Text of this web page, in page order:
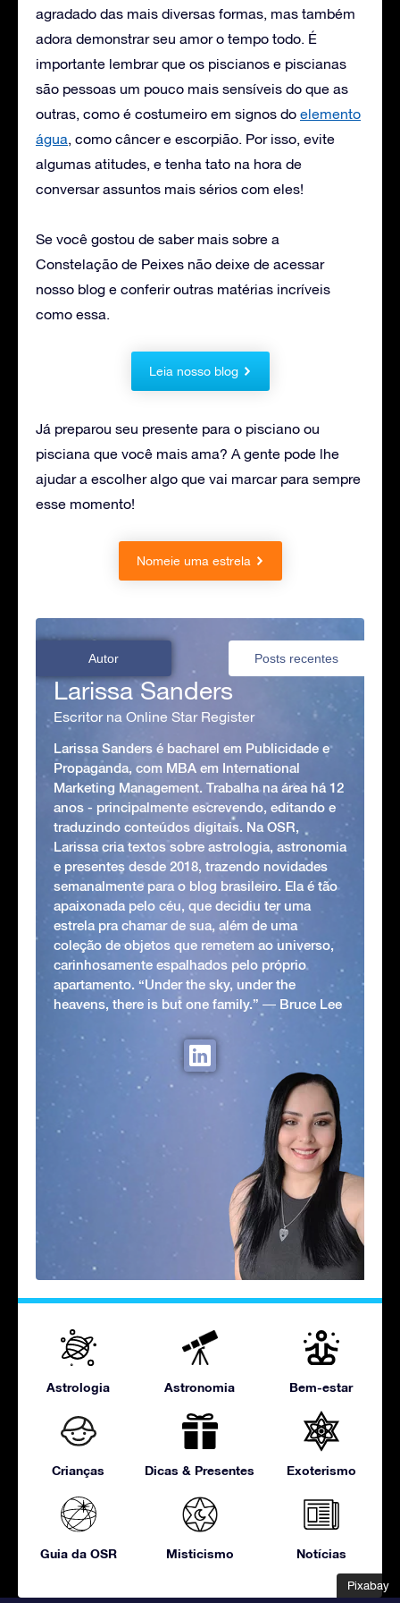
Pixabay
Pixabay
agradado das mais diversas formas, mas também
adora demonstrar seu amor o tempo todo. É
importante lembrar que os piscianos e piscianas
são pessoas um pouco mais sensíveis do que as
outras, como é costumeiro em signos do elemento
água, como câncer e escorpião. Por isso, evite
algumas atitudes, e tenha tato na hora de
conversar assuntos mais sérios com eles!
Se você gostou de saber mais sobre a
Constelação de Peixes não deixe de acessar
nosso blog e conferir outras matérias incríveis
como essa.
Leia nosso blog
Já preparou seu presente para o pisciano ou
pisciana que você mais ama? A gente pode lhe
ajudar a escolher algo que vai marcar para sempre
esse momento!
Nomeie uma estrela
Autor Posts recentes
Larissa Sanders
Escritor na Online Star Register
Larissa Sanders é bacharel em Publicidade e
Propaganda, com MBA em International
Marketing Management. Trabalha na área há 12
anos - principalmente escrevendo, editando e
traduzindo conteúdos digitais. Na OSR,
Larissa cria textos sobre astrologia, astronomia
e presentes desde 2018, trazendo novidades
semanalmente para o blog brasileiro. Ela é tão
apaixonada pelo céu, que decidiu ter uma
estrela pra chamar de sua, além de uma
coleção de objetos que remetem ao universo,
carinhosamente espalhados pelo próprio
apartamento. “Under the sky, under the
heavens, there is but one family.” ― Bruce Lee
Astrologia Astronomia Bem-estar
Crianças Dicas & Presentes Exoterismo
Guia da OSR Misticismo Notícias